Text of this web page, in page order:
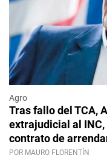
Agro
Tras fallo del TCA,
extrajudicial al
contrato de
POR MAURO FLORENTÍN